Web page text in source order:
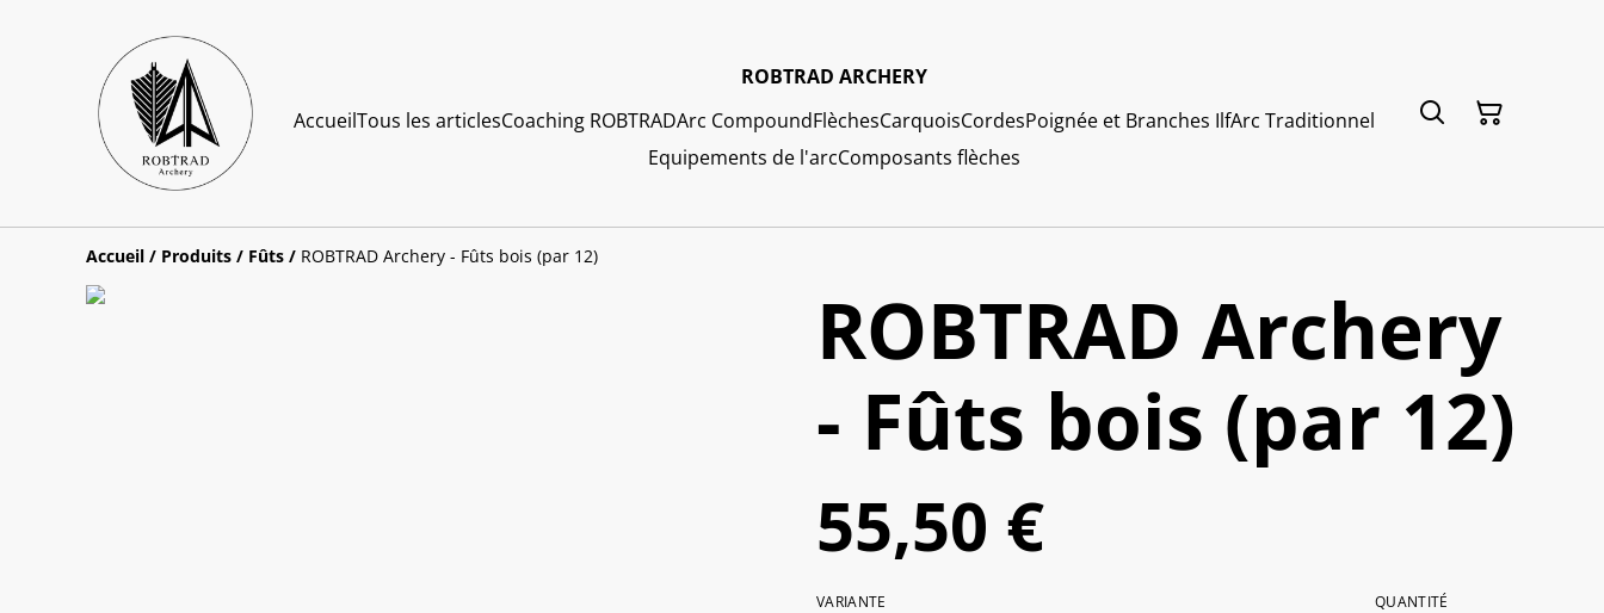
ROBTRAD ARCHERY
AccueilTous les articlesCoaching ROBTRADArc CompoundFlèchesCarquoisCordesPoignée et Branches IlfArc Traditionnel
Equipements de l'arcComposants flèches
Accueil / Produits / Fûts / ROBTRAD Archery - Fûts bois (par 12)
ROBTRAD Archery
- Fûts bois (par 12)
55,50 €
VARIANTE QUANTITÉ